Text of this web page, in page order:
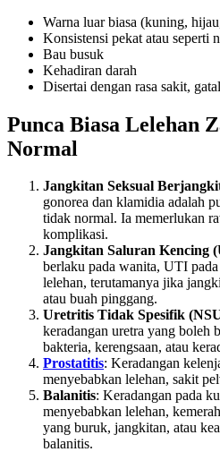
Warna luar biasa (kuning,
Konsistensi pekat atau seperti
Bau busuk
Kehadiran darah
Disertai dengan rasa sakit,
Punca Biasa Lelehan
Normal
Jangkitan Seksual
gonorea dan klamidia adalah
tidak normal. Ia memerlukan
komplikasi.
Jangkitan Saluran Kencing
berlaku pada wanita, UTI
lelehan, terutamanya jika
atau buah pinggang.
Uretritis Tidak Spesifik
keradangan uretra yang boleh
bakteria, kerengsaan, atau
Prostatitis: Keradangan
menyebabkan lelehan, sakit
Balanitis: Keradangan pada
menyebabkan lelehan,
yang buruk, jangkitan, atau
balanitis.